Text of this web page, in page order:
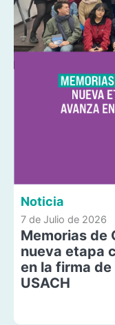
Noticia
7 de Julio de 2026
Memorias de
nueva etapa
en la firma
USACH